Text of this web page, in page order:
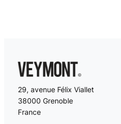
29, avenue Félix Viallet
38000 Grenoble
France